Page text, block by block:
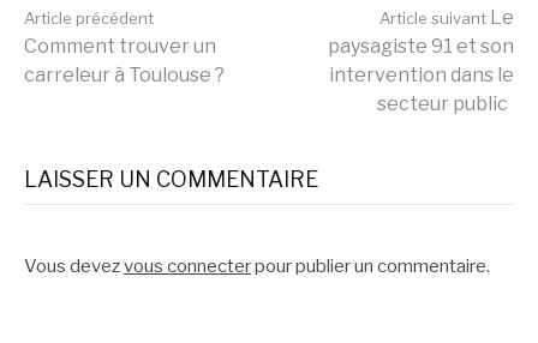
Lire
suite
Article précédent
Comment trouver un
carreleur à Toulouse ?
Article suivant Le
paysagiste 91 et son
intervention dans le
secteur public
LAISSER UN COMMENTAIRE
Vous devezvous connecterpour publier un commentaire.